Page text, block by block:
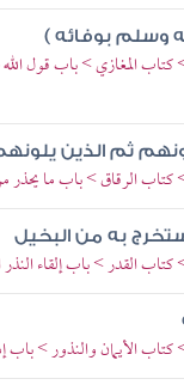
وسلم بوفائه )
المغازي > باب قول
ثم الذين
الرقاق > باب ما يحذر من
يستخرج به من البخيل
القدر > باب إلقاء النذر
الأيمان والنذور > باب